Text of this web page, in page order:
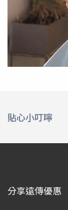
貼心小叮嚀
用(需先加入
本活動如有
分享遠傳優惠